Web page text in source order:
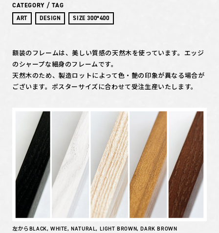
CATEGORY / TAG
ART DESIGN SIZE 300*400
額装のフレームは、美しい質感の天然木を使っています。エッジ
のシャープな細身のフレームです。
天然木のため、製造ロットによって色・艶の印象が異なる場合が
ございます。ポスターサイズに合わせて受注生産いたします。
左からBLACK, WHITE, NATURAL, LIGHT BROWN, DARK BROWN